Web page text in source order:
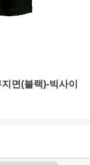
면(블랙)-빅사이